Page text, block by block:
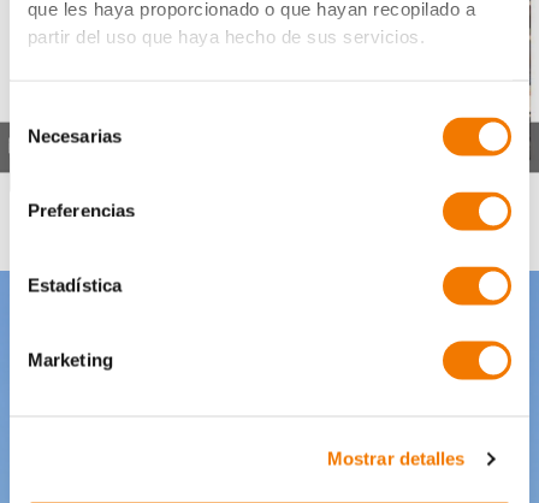
que les haya proporcionado o que hayan recopilado a
partir del uso que haya hecho de sus servicios.
de
consentimiento
Necesarias
Preferencias
Estadística
Marketing
Mostrar detalles